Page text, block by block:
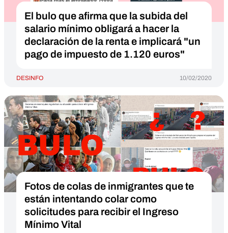
El bulo que afirma que la subida del
salario mínimo obligará a hacer la
declaración de la renta e implicará "un
pago de impuesto de 1.120 euros"
DESINFO 10/02/2020
Fotos de colas de inmigrantes que te
están intentando colar como
solicitudes para recibir el Ingreso
Mínimo Vital